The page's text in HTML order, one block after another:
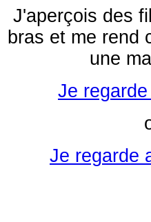
J'aperçois des
bras et me rend
une
Je
Je regarde